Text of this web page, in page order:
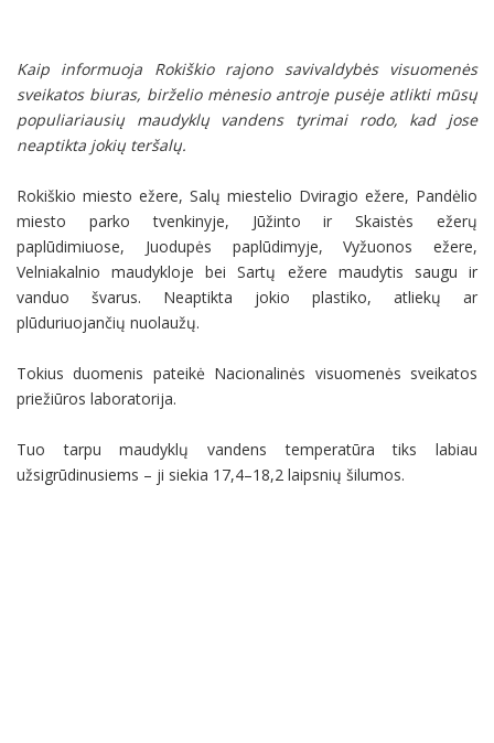
Kaip informuoja Rokiškio rajono savivaldybės visuomenės
sveikatos biuras, birželio mėnesio antroje pusėje atlikti mūsų
populiariausių maudyklų vandens tyrimai rodo, kad jose
neaptikta jokių teršalų.
Rokiškio miesto ežere, Salų miestelio Dviragio ežere, Pandėlio
miesto parko tvenkinyje, Jūžinto ir Skaistės ežerų
paplūdimiuose, Juodupės paplūdimyje, Vyžuonos ežere,
Velniakalnio maudykloje bei Sartų ežere maudytis saugu ir
vanduo švarus. Neaptikta jokio plastiko, atliekų ar
plūduriuojančių nuolaužų.
Tokius duomenis pateikė Nacionalinės visuomenės sveikatos
priežiūros laboratorija.
Tuo tarpu maudyklų vandens temperatūra tiks labiau
užsigrūdinusiems – ji siekia 17,4–18,2 laipsnių šilumos.